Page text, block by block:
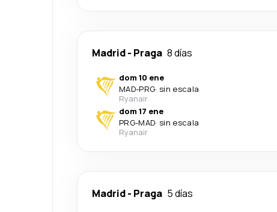
Madrid- Praga 8 días
dom 10 ene
MAD-PRG· sin escala
Ryanair
dom 17 ene
PRG-MAD· sin escala
Ryanair
Madrid- Praga 5 días